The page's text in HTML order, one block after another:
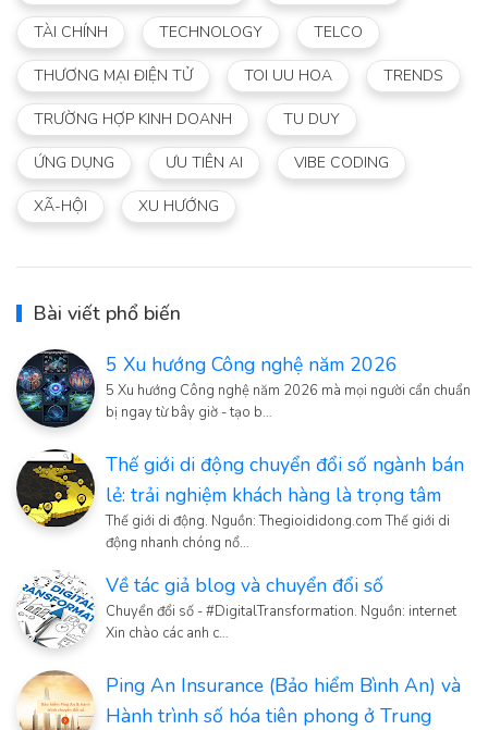
TÀI CHÍNH TECHNOLOGY TELCO
THƯƠNG MẠI ĐIỆN TỬ TOI UU HOA TRENDS
TRƯỜNG HỢP KINH DOANH TU DUY
ỨNG DỤNG ƯU TIÊN AI VIBE CODING
XÃ-HỘI XU HƯỚNG
Bài viết phổ biến
5 Xu hướng Công nghệ năm 2026
5 Xu hướng Công nghệ năm 2026 mà mọi người cẩn chuẩn
bị ngay từ bây giờ - tạo b…
Thế giới di động chuyển đổi số ngành bán
lẻ: trải nghiệm khách hàng là trọng tâm
Thế giới di động. Nguồn: Thegioididong.com Thế giới di
động nhanh chóng nổ…
Về tác giả blog và chuyển đổi số
Chuyển đổi số - #DigitalTransformation. Nguồn: internet
Xin chào các anh c…
Ping An Insurance (Bảo hiểm Bình An) và
Hành trình số hóa tiên phong ở Trung